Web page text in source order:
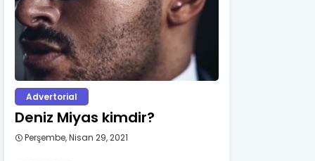
Advertorial
Deniz Miyas kimdir?
Perşembe, Nisan 29, 2021